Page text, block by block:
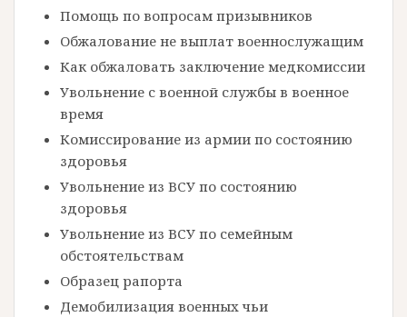
Помощь по вопросам призывников
Обжалование не выплат военнослужащим
Как обжаловать заключение медкомиссии
Увольнение с военной службы в военное
время
Комиссирование из армии по состоянию
здоровья
Увольнение из ВСУ по состоянию
здоровья
Увольнение из ВСУ по семейным
обстоятельствам
Образец рапорта
Демобилизация военных чьи